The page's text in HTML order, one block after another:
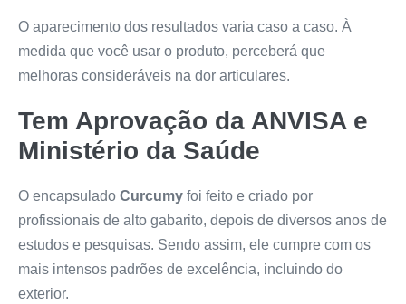
O aparecimento dos resultados varia caso a caso. À
medida que você usar o produto, perceberá que
melhoras consideráveis na dor articulares.
Tem Aprovação da ANVISA e
Ministério da Saúde
O encapsulado Curcumy foi feito e criado por
profissionais de alto gabarito, depois de diversos anos de
estudos e pesquisas. Sendo assim, ele cumpre com os
mais intensos padrões de excelência, incluindo do
exterior.